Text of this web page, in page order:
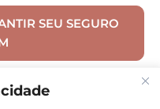
SEU SEGURO
19 + Telemedicina